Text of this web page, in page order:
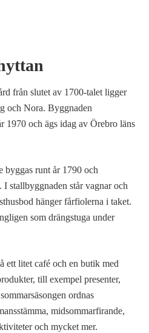
från slutet av 1700-talet ligger
och Nora. Byggnaden
1970 och ägs idag av Örebro läns
byggas runt år 1790 och
stallbyggnaden står vagnar och
hänger fårfiolerna i taket.
som drängstuga under
ett litet café och en butik med
till exempel presenter,
ordnas
midsommarfirande,
och mycket mer.